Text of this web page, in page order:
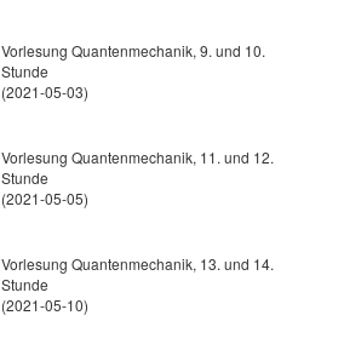
Vorlesung Quantenmechanik, 9. und 10.
Stunde
(2021-05-03)
Vorlesung Quantenmechanik, 11. und 12.
Stunde
(2021-05-05)
Vorlesung Quantenmechanik, 13. und 14.
Stunde
(2021-05-10)